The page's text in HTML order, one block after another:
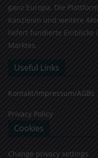
ganz Europa. Die
Kanzleien und weitere
liefert fundierte Einblicke
Marktes.
Useful Links
Kontakt/Impressum/AGBs
Privacy Policy
Cookies
Change privacy settings